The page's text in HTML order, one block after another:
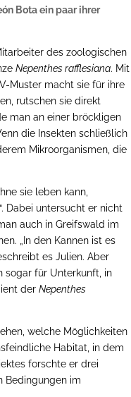
Bota ein paar ihrer
des zoologischen
Nepenthes rafflesiana. Mit
Muster macht sie für ihre
rutschen sie direkt
man an einer bröckligen
die Insekten schließlich
Mikroorganismen, die
sie leben kann,
Dabei untersucht er nicht
auch in Greifswald im
„In den Kannen ist es
es Julien. Aber
sogar für Unterkunft, in
derNepenthes
welche Möglichkeiten
Habitat, in dem
forschte er drei
Bedingungen im